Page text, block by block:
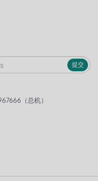
提交
（总机）